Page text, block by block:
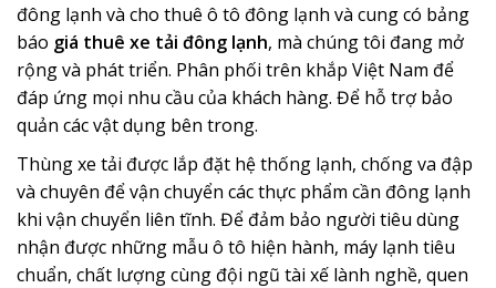
đông lạnh và cho thuê ô tô đông lạnh và cung có bảng
báo giá thuê xe tải đông lạnh, mà chúng tôi đang mở
rộng và phát triển. Phân phối trên khắp Việt Nam để
đáp ứng mọi nhu cầu của khách hàng. Để hỗ trợ bảo
quản các vật dụng bên trong.
Thùng xe tải được lắp đặt hệ thống lạnh, chống va đập
và chuyên để vận chuyển các thực phẩm cần đông lạnh
khi vận chuyển liên tĩnh. Để đảm bảo người tiêu dùng
nhận được những mẫu ô tô hiện hành, máy lạnh tiêu
chuẩn, chất lượng cùng đội ngũ tài xế lành nghề, quen